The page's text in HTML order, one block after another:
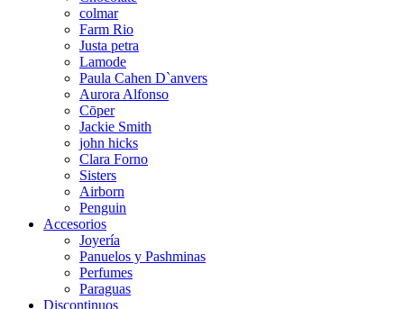
colmar
Farm Rio
Justa petra
Lamode
Paula Cahen D`anvers
Aurora Alfonso
Cōper
Jackie Smith
john hicks
Clara Forno
Sisters
Airborn
Penguin
Accesorios
Joyería
Panuelos y Pashminas
Perfumes
Paraguas
Discontinuos